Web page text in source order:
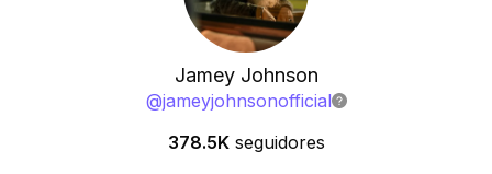
Jamey Johnson
@jameyjohnsonofficial
378.5K seguidores